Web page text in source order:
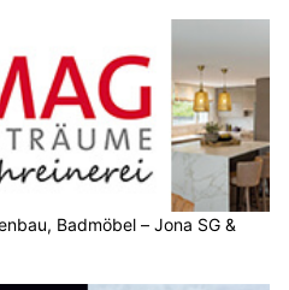
Badmöbel – Jona SG &